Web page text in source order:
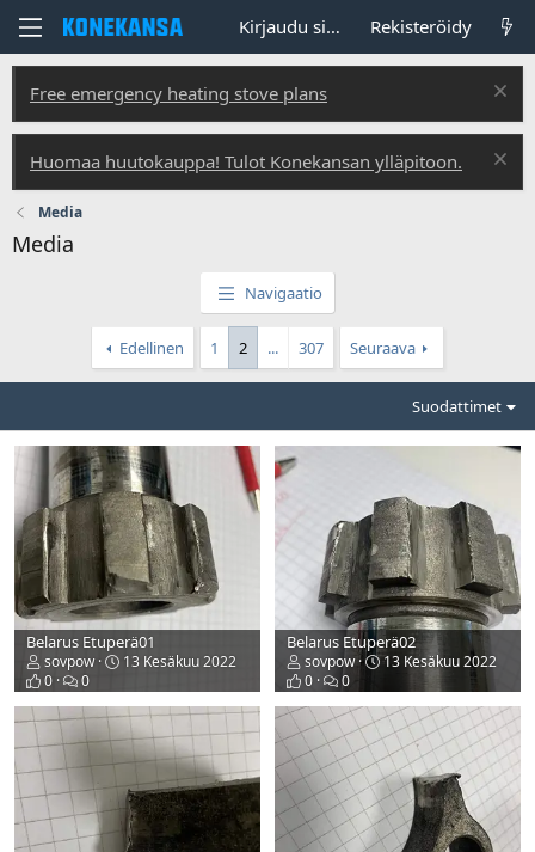
Kirjaudu sisään Rekisteröidy
Free emergency heating stove plans
Huomaa huutokauppa! Tulot Konekansan ylläpitoon.
Media
Media
Navigaatio
Edellinen 1 2 ... 307 Seuraava
Suodattimet
Belarus Etuperä01
sovpow
13 Kesäkuu 2022
0
0
Belarus Etuperä02
sovpow
13 Kesäkuu 2022
0
0